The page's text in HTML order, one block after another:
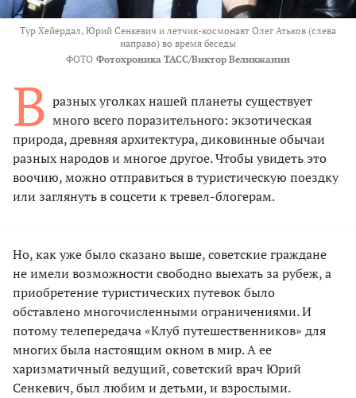
Тур Хейердал, Юрий Сенкевич и летчик-космонавт Олег Атьков (слева
направо) во время беседы
ФОТО Фотохроника ТАСС/Виктор Великжанин
В разных уголках нашей планеты существует
много всего поразительного: экзотическая
природа, древняя архитектура, диковинные обычаи
разных народов и многое другое. Чтобы увидеть это
воочию, можно отправиться в туристическую поездку
или заглянуть в соцсети к тревел-блогерам.
Но, как уже было сказано выше, советские граждане
не имели возможности свободно выехать за рубеж, а
приобретение туристических путевок было
обставлено многочисленными ограничениями. И
потому телепередача «Клуб путешественников» для
многих была настоящим окном в мир. А ее
харизматичный ведущий, советский врач Юрий
Сенкевич, был любим и детьми, и взрослыми.